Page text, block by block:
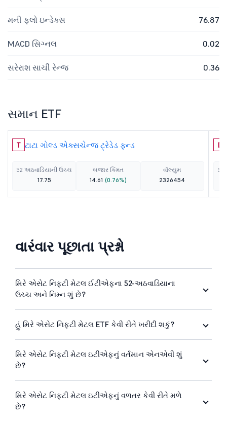
મની ફ્લો ઇન્ડેક્સ 76.87
MACD સિગ્નલ 0.02
સરેરાશ સાચી રેન્જ 0.36
સમાન ETF
T ટાટા ગોલ્ડ એક્સચેન્જ ટ્રેડેડ ફન્ડ
52 અઠવાડિયાની ઉચ્ચ
17.75
બજાર કિંમત
14.61 (0.76%)
વૉલ્યુમ
2326454
D
52
વારંવાર પૂછાતા પ્રશ્નો
મિરે એસેટ નિફ્ટી મેટલ ઈટીએફના 52-અઠવાડિયાના
ઉચ્ચ અને નિમ્ન શું છે?
હું મિરે એસેટ નિફ્ટી મેટલ ETF કેવી રીતે ખરીદી શકું?
મિરે એસેટ નિફ્ટી મેટલ ઇટીએફનું વર્તમાન એનએવી શું
છે?
મિરે એસેટ નિફ્ટી મેટલ ઇટીએફનું વળતર કેવી રીતે મળે
છે?